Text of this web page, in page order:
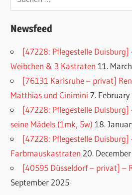
Newsfeed
[47228: Pflegestelle Duisburg]
Weibchen & 3 Kastraten 11.
[76131 Karlsruhe – privat]
Matthias und Cinimini 7.
[47228: Pflegestelle Duisburg]
seine Mädels (1mk, 5w) 18.
[47228: Pflegestelle Duisburg]
Farbmauskastraten 20.
[40595 Düsseldorf – privat] –
September 2025